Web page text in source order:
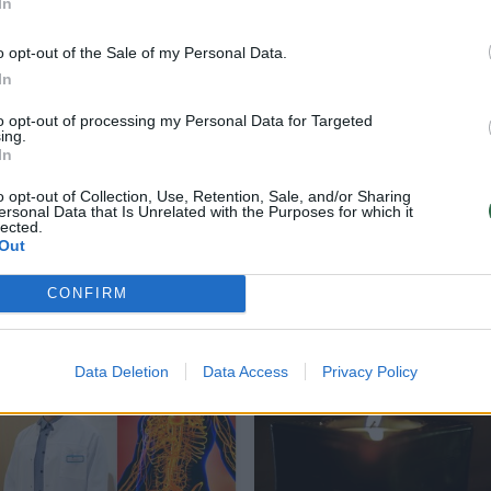
opt-out of the Sale of my Personal Data.
opt-out of processing my Personal Data for Targeted
opt-out of Collection, Use, Retention, Sale, and/or Sharing
Data that Is Unrelated with the Purposes for which it
CONFIRM
Data Deletion Data Access Privacy Policy
į ligoninės skubios pagalbos centrą. Jai
tačiau, pasak Libby, jos neapžiūrėjo joks